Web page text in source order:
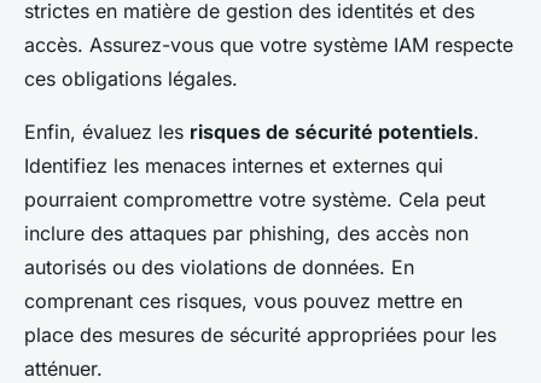
strictes en matière de gestion des identités et des
accès. Assurez-vous que votre système IAM respecte
ces obligations légales.
Enfin, évaluez les risques de sécurité potentiels.
Identifiez les menaces internes et externes qui
pourraient compromettre votre système. Cela peut
inclure des attaques par phishing, des accès non
autorisés ou des violations de données. En
comprenant ces risques, vous pouvez mettre en
place des mesures de sécurité appropriées pour les
atténuer.